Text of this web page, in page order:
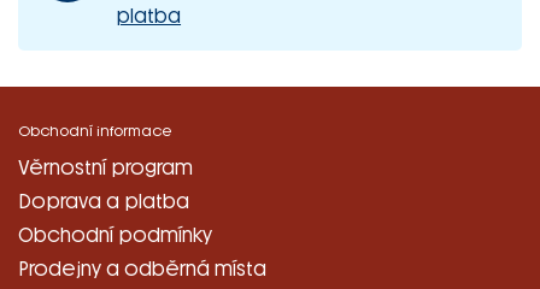
platba
Obchodní informace
Věrnostní program
Doprava a platba
Obchodní podmínky
Prodejny a odběrná místa